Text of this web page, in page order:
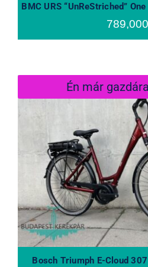
BMC URS “UnReStriched”
789,000
Én már
Bosch Triumph E-
pedelec
Bosch Triumph E-Cloud